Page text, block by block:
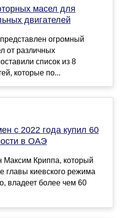
масел для
двигателей
огромный
от различных
список из 8
которые по...
с 2022 года купил 60
в ОАЭ
Максим Криппа, который
главы киевского режима
владеет более чем 60